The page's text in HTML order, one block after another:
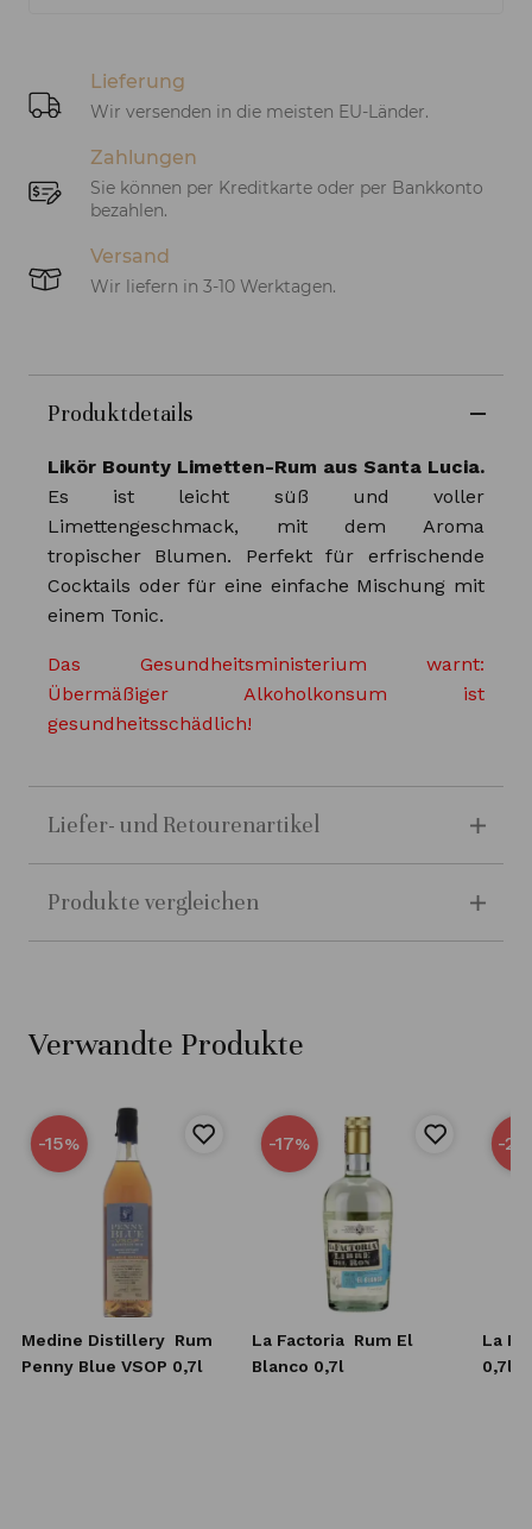
Lieferung
Wir versenden in die meisten EU-Länder.
Zahlungen
Sie können per Kreditkarte oder per Bankkonto
bezahlen.
Versand
Wir liefern in 3-10 Werktagen.
Produktdetails
Likör Bounty Limetten-Rum aus Santa Lucia.
Es ist leicht süß und voller
Limettengeschmack, mit dem Aroma
tropischer Blumen. Perfekt für erfrischende
Cocktails oder für eine einfache Mischung mit
einem Tonic.
Das Gesundheitsministerium warnt:
Übermäßiger Alkoholkonsum ist
gesundheitsschädlich!
Liefer- und Retourenartikel
Produkte vergleichen
Verwandte Produkte
-15%
Medine Distillery Rum
Penny Blue VSOP 0,7l
-17%
La Factoria Rum El
Blanco 0,7l
-25
La
0,7l